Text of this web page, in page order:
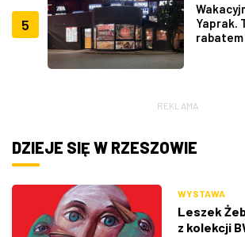
5
Yaprak.
REKLAMA
DZIEJE SIĘ W RZESZOWIE
WYSTAWA
Leszek
z kolekcji